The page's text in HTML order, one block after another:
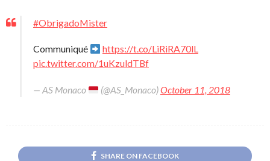
#ObrigadoMister
Communiqué
https://t.co/LiRiRA70lL
pic.twitter.com/1uKzuldTBf
— AS Monaco (@AS_Monaco)October 11, 2018
SHARE ON FACEBOOK